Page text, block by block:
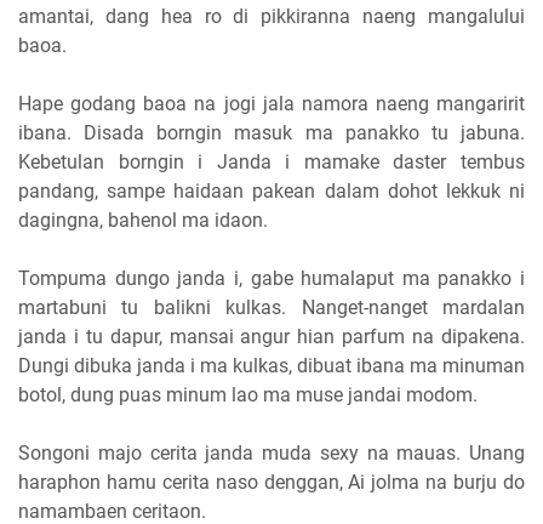
amantai, dang hea ro di pikkiranna naeng mangalului
baoa.
Hape godang baoa na jogi jala namora naeng mangaririt
ibana. Disada borngin masuk ma panakko tu jabuna.
Kebetulan borngin i Janda i mamake daster tembus
pandang, sampe haidaan pakean dalam dohot lekkuk ni
dagingna, bahenol ma idaon.
Tompuma dungo janda i, gabe humalaput ma panakko i
martabuni tu balikni kulkas. Nanget-nanget mardalan
janda i tu dapur, mansai angur hian parfum na dipakena.
Dungi dibuka janda i ma kulkas, dibuat ibana ma minuman
botol, dung puas minum lao ma muse jandai modom.
Songoni majo cerita janda muda sexy na mauas. Unang
haraphon hamu cerita naso denggan, Ai jolma na burju do
namambaen ceritaon.